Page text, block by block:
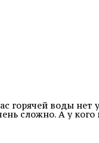
горячей воды нет
сложно. А у